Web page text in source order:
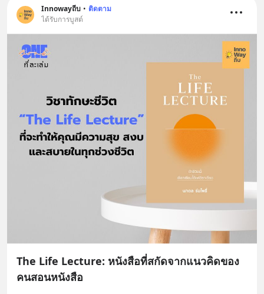
Innowayถีบ • ติดตาม
ได้รับการบูสต์
The Life Lecture: หนังสือที่สกัดจากแนวคิดของ
คนสอนหนังสือ